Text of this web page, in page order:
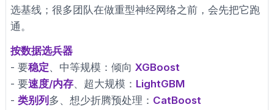
选基线；很多团队在做重型神经网络之前，会先把它跑
通。
按数据选兵器
- 要稳定、中等规模：倾向 XGBoost
- 要速度/内存、超大规模： LightGBM
- 类别列 多、想少折腾预处理： CatBoost